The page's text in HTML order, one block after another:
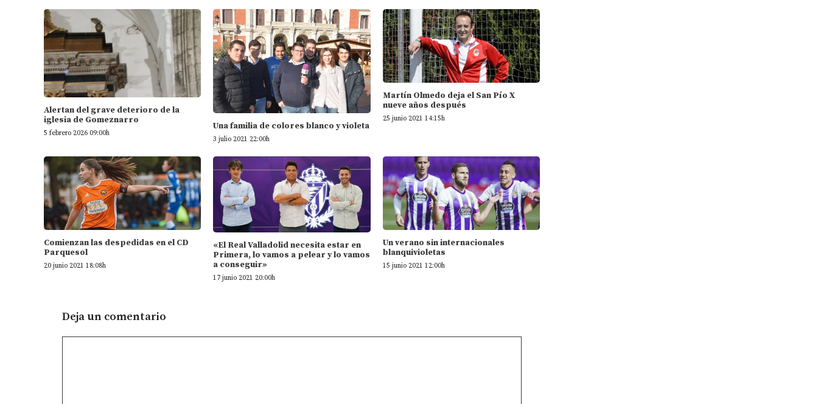
Alertan del grave deterioro de la
iglesia de Gomeznarro
5 febrero 2026 09:00h
Una familia de colores blanco y violeta
3 julio 2021 22:00h
Martín Olmedo deja el San Pío X
nueve años después
25 junio 2021 14:15h
Comienzan las despedidas en el CD
Parquesol
20 junio 2021 18:08h
«El Real Valladolid necesita estar en
Primera, lo vamos a pelear y lo vamos
a conseguir»
17 junio 2021 20:00h
Un verano sin internacionales
blanquivioletas
15 junio 2021 12:00h
Deja un comentario